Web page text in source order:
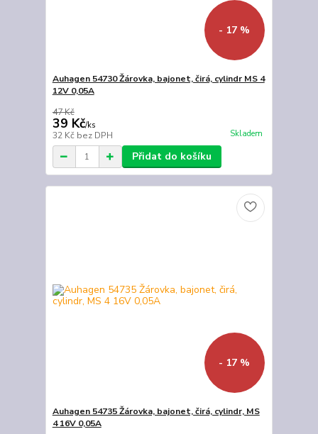
- 17 %
Auhagen 54730 Žárovka, bajonet, čirá, cylindr MS 4
12V 0,05A
47 Kč
39 Kč/ks
32 Kč bez DPH Skladem
Přidat do košíku
- 17 %
Auhagen 54735 Žárovka, bajonet, čirá, cylindr, MS
4 16V 0,05A